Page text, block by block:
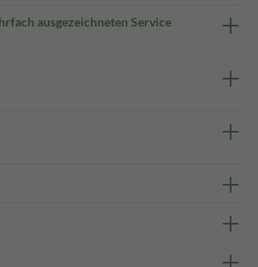
ausgezeichneten Service